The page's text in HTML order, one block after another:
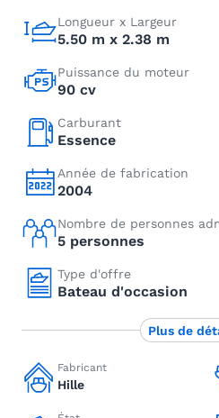
Longueur x Largeur
5.50 m x 2.38 m
Puissance du moteur
90 cv
Carburant
Essence
Année de fabrication
2004
Nombre de personnes
5 personnes
Type d'offre
Bateau d'occasion
Fabricant
Hille
Plus de